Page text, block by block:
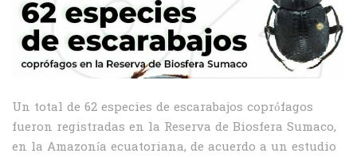
Un total de 62 especies de escarabajos coprófagos
fueron registradas en la Reserva de Biosfera Sumaco,
en la Amazonía ecuatoriana, de acuerdo a un estudio